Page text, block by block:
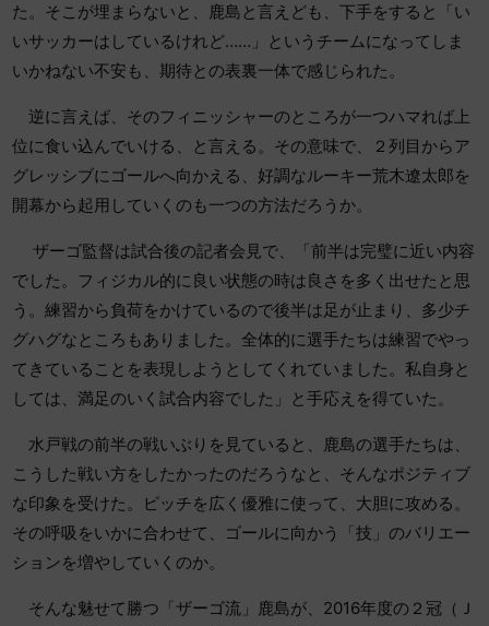
た。そこが埋まらないと、鹿島と言えども、下手をすると「い
いサッカーはしているけれど……」というチームになってしま
いかねない不安も、期待との表裏一体で感じられた。
逆に言えば、そのフィニッシャーのところが一つハマれば上
位に食い込んでいける、と言える。その意味で、２列目からア
グレッシブにゴールへ向かえる、好調なルーキー荒木遼太郎を
開幕から起用していくのも一つの方法だろうか。
ザーゴ監督は試合後の記者会見で、「前半は完璧に近い内容
でした。フィジカル的に良い状態の時は良さを多く出せたと思
う。練習から負荷をかけているので後半は足が止まり、多少チ
グハグなところもありました。全体的に選手たちは練習でやっ
てきていることを表現しようとしてくれていました。私自身と
しては、満足のいく試合内容でした」と手応えを得ていた。
水戸戦の前半の戦いぶりを見ていると、鹿島の選手たちは、
こうした戦い方をしたかったのだろうなと、そんなポジティブ
な印象を受けた。ピッチを広く優雅に使って、大胆に攻める。
その呼吸をいかに合わせて、ゴールに向かう「技」のバリエー
ションを増やしていくのか。
そんな魅せて勝つ「ザーゴ流」鹿島が、2016年度の２冠（Ｊ